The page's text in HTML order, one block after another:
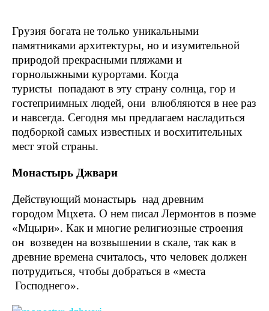
Грузия богата не только уникальными
памятниками архитектуры, но и изумительной
природой прекрасными пляжами и
горнолыжными курортами. Когда
туристы попадают в эту страну солнца, гор и
гостеприимных людей, они влюбляются в нее раз
и навсегда. Сегодня мы предлагаем насладиться
подборкой самых известных и восхитительных
мест этой страны.
Монастырь Джвари
Действующий монастырь над древним
городом Мцхета. О нем писал Лермонтов в поэме
«Мцыри». Как и многие религиозные строения
он возведен на возвышении в скале, так как в
древние времена считалось, что человек должен
потрудиться, чтобы добраться в «места
Господнего».